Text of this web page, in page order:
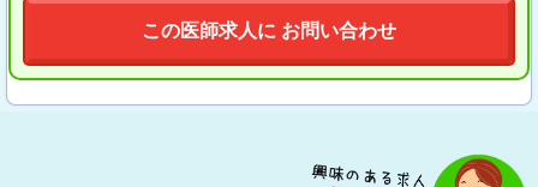
この医師求人に お問い合わせ